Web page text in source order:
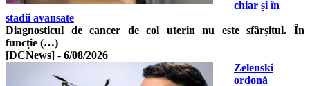
chiar și în
stadii avansate
Diagnosticul de cancer de col uterin nu este sfârșitul. În
funcție (…)
[DCNews] - 6/08/2026
Zelenski
ordonă